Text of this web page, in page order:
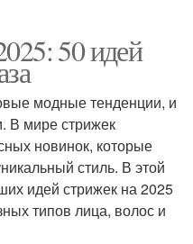
50 идей
модные тенденции, и
В мире стрижек
новинок, которые
стиль. В этой
идей стрижек на 2025
типов лица, волос и